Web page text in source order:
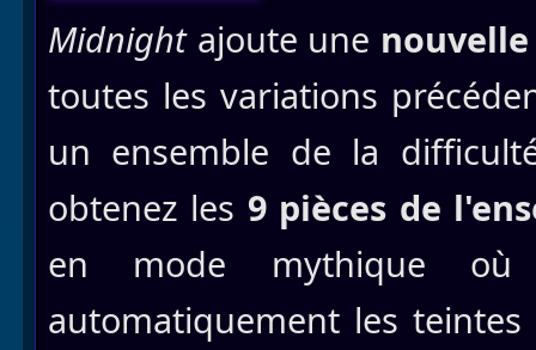
Midnightajoute une
toutes les variations
un ensemble de la
obtenez les 9 pièces de
en mode mythique où
automatiquement les